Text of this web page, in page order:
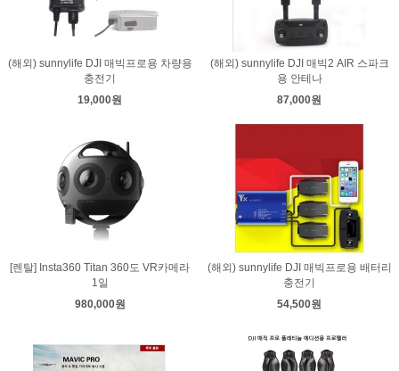
(해외) sunnylife DJI 매빅프로용 차량용
충전기
19,000원
(해외) sunnylife DJI 매빅2 AIR 스파크
용 안테나
87,000원
[렌탈] Insta360 Titan 360도 VR카메라
1일
980,000원
(해외) sunnylife DJI 매빅프로용 배터리
충전기
54,500원